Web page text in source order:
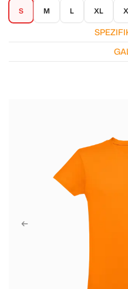
S
M L XL